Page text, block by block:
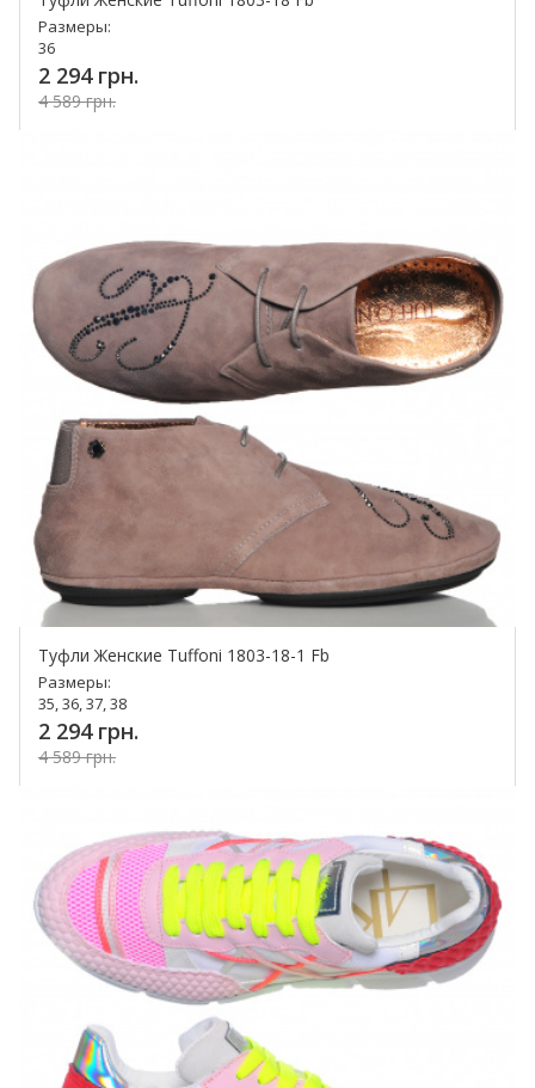
Размеры:
36
2 294 грн.
4 589 грн.
Туфли Женские Tuffoni 1803-18-1 Fb
Размеры:
35, 36, 37, 38
2 294 грн.
4 589 грн.